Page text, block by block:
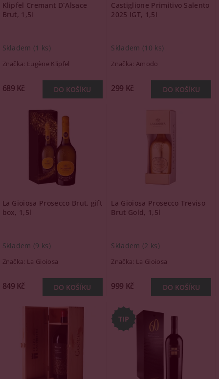
Klipfel Cremant D´Alsace
Brut, 1,5l
Skladem (1 ks)
Značka: Eugène Klipfel
689 Kč
Castiglione Primitivo Salento
2025 IGT, 1,5l
Skladem (10 ks)
Značka: Amodo
299 Kč
La Gioiosa Prosecco Brut, gift
box, 1,5l
Skladem (9 ks)
Značka: La Gioiosa
849 Kč
La Gioiosa Prosecco Treviso
Brut Gold, 1,5l
Skladem (2 ks)
Značka: La Gioiosa
999 Kč